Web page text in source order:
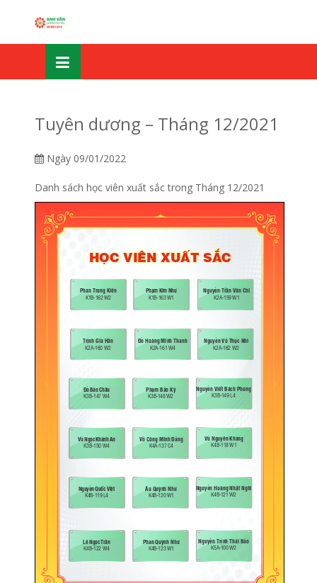
Tuyên dương – Tháng 12/2021
Ngày 09/01/2022
Danh sách học viên xuất sắc trong Tháng 12/2021